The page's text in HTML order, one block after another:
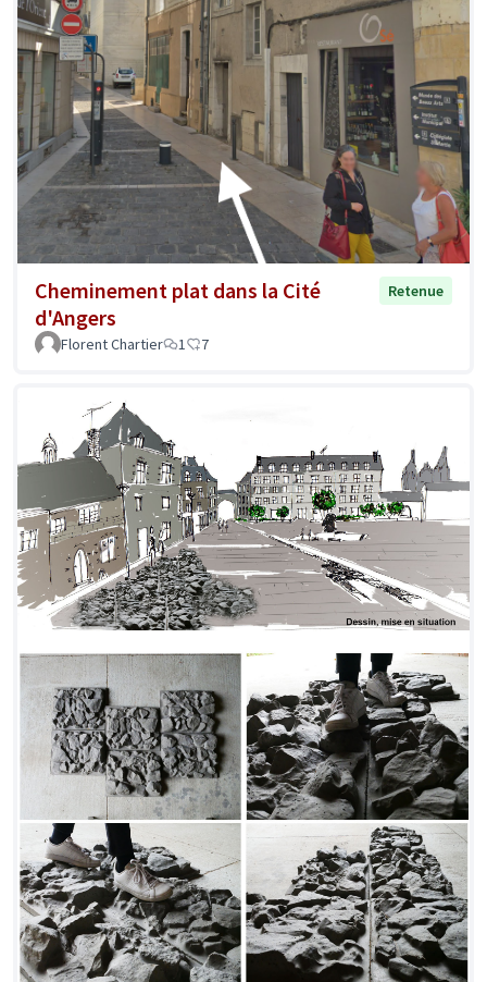
Cheminement plat dans la Cité
d'Angers
Retenue
Florent Chartier 1 7